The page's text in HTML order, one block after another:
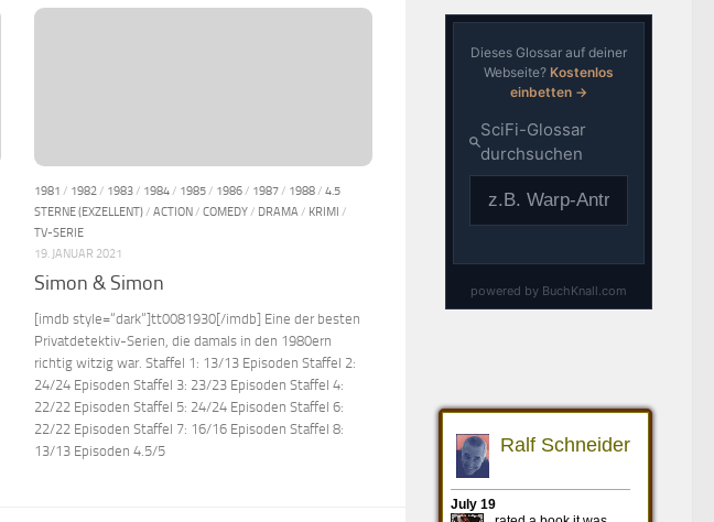
1981 / 1982/ 1983/ 1984/ 1985/ 1986/ 1987/ 1988/ 4.5
STERNE (EXZELLENT)/ ACTION/ COMEDY/ DRAMA / KRIMI /
TV-SERIE
19. JANUAR 2021
Simon & Simon
[imdb style=“dark“]tt0081930[/imdb] Eine der besten
Privatdetektiv-Serien, die damals in den 1980ern
richtig witzig war. Staffel 1: 13/13 Episoden Staffel 2:
24/24 Episoden Staffel 3: 23/23 Episoden Staffel 4:
22/22 Episoden Staffel 5: 24/24 Episoden Staffel 6:
22/22 Episoden Staffel 7: 16/16 Episoden Staffel 8:
13/13 Episoden 4.5/5